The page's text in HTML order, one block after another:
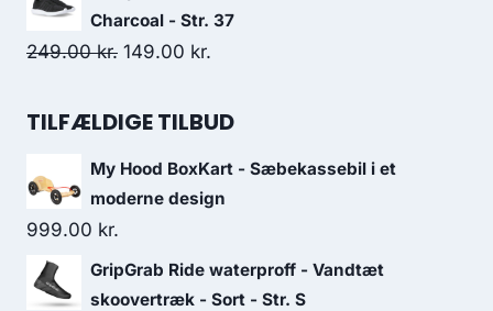
was:
649.00 kr..
Charcoal - Str. 37
249.00kr. Original
was:
149.00 kr.
is:
TILFÆLDIGE TILBUD
My Hood BoxKart - Sæbekassebil i et
moderne design
999.00 kr.
GripGrab Ride waterproff - Vandtæt
skoovertræk - Sort - Str. S